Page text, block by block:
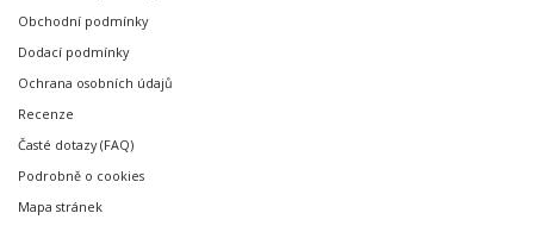
Obchodní podmínky
Dodací podmínky
Ochrana osobních údajů
Recenze
Časté dotazy (FAQ)
Podrobně o cookies
Mapa stránek